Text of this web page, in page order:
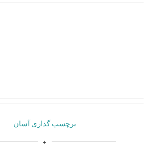
برچسب گذاری آسان